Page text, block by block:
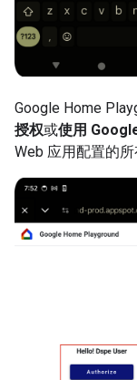
Google Home
授权或使用
Web 应用配置的所